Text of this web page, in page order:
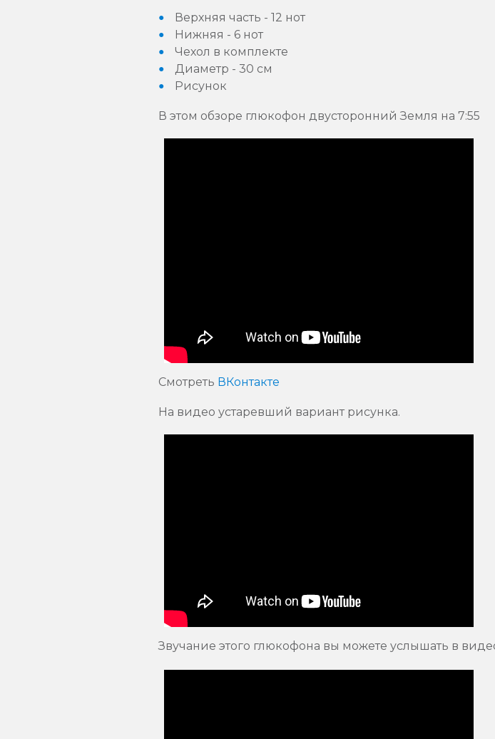
Верхняя часть - 12 нот
Нижняя - 6 нот
Чехол в комплекте
Диаметр - 30 см
Рисунок
В этом обзоре глюкофон двусторонний Земля на 7:55
Смотреть ВКонтакте
На видео устаревший вариант рисунка.
Звучание этого глюкофона вы можете услышать в